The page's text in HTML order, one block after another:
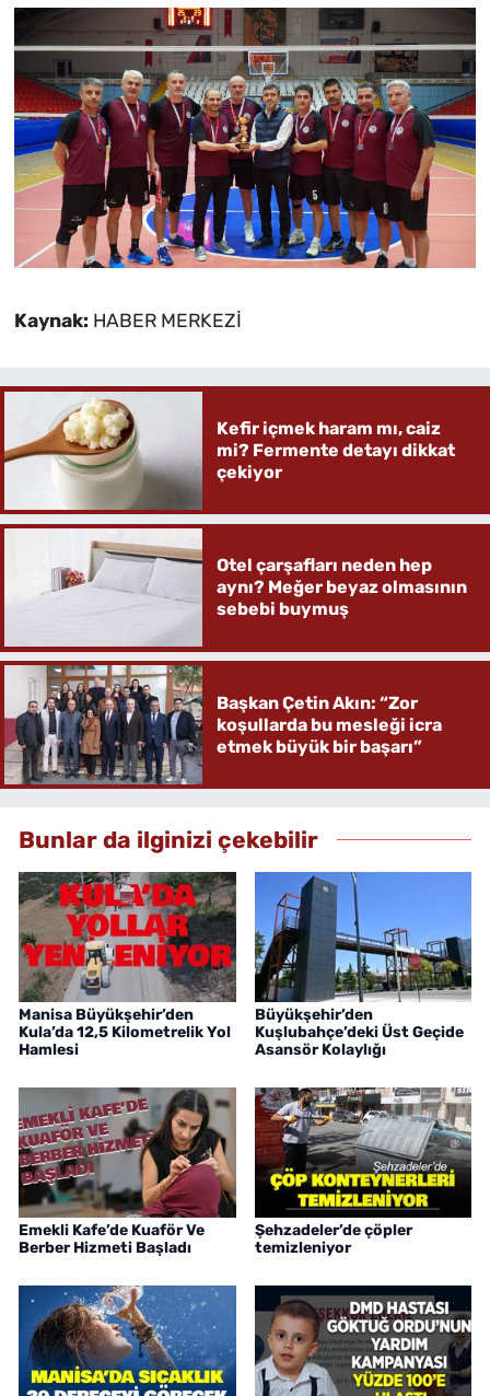
Kaynak: HABER MERKEZİ
Kefir içmek haram mı, caiz
mi? Fermente detayı dikkat
çekiyor
Otel çarşafları neden hep
aynı? Meğer beyaz olmasının
sebebi buymuş
Başkan Çetin Akın: “Zor
koşullarda bu mesleği icra
etmek büyük bir başarı”
Bunlar da ilginizi çekebilir
Manisa Büyükşehir’den
Kula’da 12,5 Kilometrelik Yol
Hamlesi
Büyükşehir’den
Kuşlubahçe’deki Üst Geçide
Asansör Kolaylığı
Emekli Kafe’de Kuaför Ve
Berber Hizmeti Başladı
Şehzadeler’de çöpler
temizleniyor